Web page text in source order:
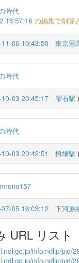
時代
18:57:16 の編集で削除
06 10:43:50 東京競
時代
03 20:45:17 雫石駅 (
時代
03 20:42:51 橋場駅 (
05 16:03:12 下河原
URL リスト
info:ndljp/pid/
info:ndljp/pid/